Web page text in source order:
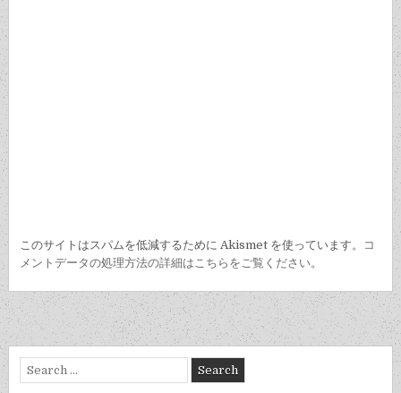
このサイトはスパムを低減するために Akismet を使っています。
コ
メントデータの処理方法の詳細はこちらをご覧ください。
Search
for: